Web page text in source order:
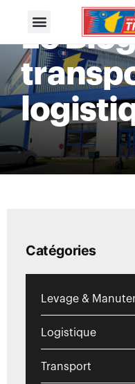
Le
Catégories
Levage &
Logistique
Transport